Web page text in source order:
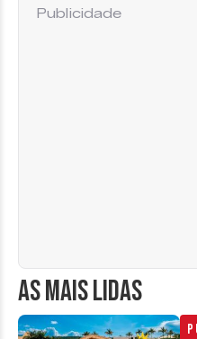
AS MAIS LIDAS
Publicidade